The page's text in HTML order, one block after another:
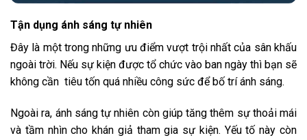
Tận dụng ánh sáng tự nhiên
Đây là một trong những ưu điểm vượt trội nhất của sân khấu
ngoài trời. Nếu sự kiện được tổ chức vào ban ngày thì bạn sẽ
không cần tiêu tốn quá nhiều công sức để bố trí ánh sáng.
Ngoài ra, ánh sáng tự nhiên còn giúp tăng thêm sự thoải mái
và tầm nhìn cho khán giả tham gia sự kiện. Yếu tố này còn